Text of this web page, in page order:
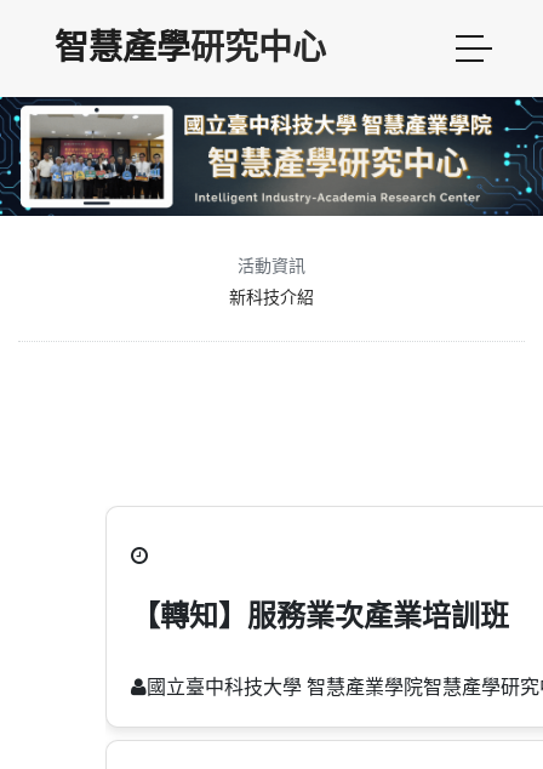
智慧產學研究中心
活動資訊
新科技介紹
【轉知】服務業次產業培訓班
國立臺中科技大學 智慧產業學院智慧產學研